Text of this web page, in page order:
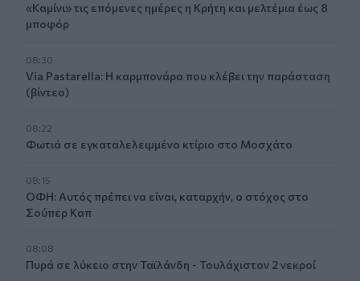
«Καμίνι» τις επόμενες ημέρες η Κρήτη και μελτέμια έως 8
μποφόρ
08:30
Via Pastarella: Η καρμπονάρα που κλέβει την παράσταση
(βίντεο)
08:22
Φωτιά σε εγκαταλελειμμένο κτίριο στο Μοσχάτο
08:15
ΟΦΗ: Αυτός πρέπει να είναι, καταρχήν, ο στόχος στο
Σούπερ Καπ
08:08
Πυρά σε λύκειο στην Ταϊλάνδη - Τουλάχιστον 2 νεκροί